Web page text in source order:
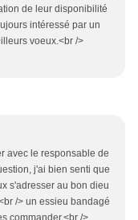
de leur disponibilité
intéressé par un
voeux.<br />
avec le responsable de
j'ai bien senti que
s'adresser au bon dieu
/> un essieu bandagé
commander.<br />